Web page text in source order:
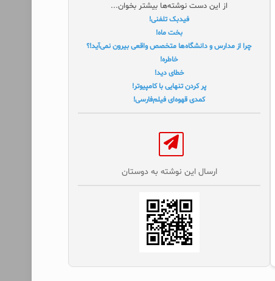
از این دست نوشته‌ها بیشتر بخوان...
فیدبک تلفنی!
بخت ماه!
چرا از مدارس و دانشگاه‌ها متخصص واقعی بیرون نمی‌آید!؟
خاطره!
خطای دید!
پر کردن تنهایی با کامپیوتر!
کمدی قهوه‌ای فیلم‌فارسی!
ارسال این نوشته به دوستان‌